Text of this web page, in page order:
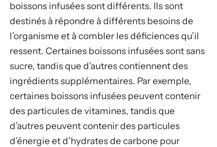
boissons infusées sont différents. Ils sont
destinés à répondre à différents besoins de
l’organisme et à combler les déficiences qu’il
ressent. Certaines boissons infusées sont sans
sucre, tandis que d’autres contiennent des
ingrédients supplémentaires. Par exemple,
certaines boissons infusées peuvent contenir
des particules de vitamines, tandis que
d’autres peuvent contenir des particules
d’énergie et d’hydrates de carbone pour